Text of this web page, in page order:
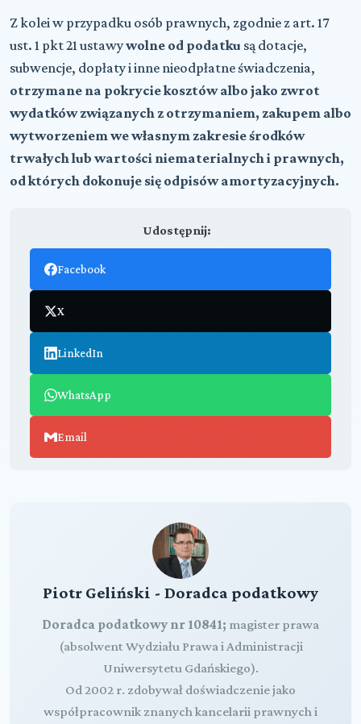
Z kolei w przypadku osób prawnych, zgodnie z art. 17
ust. 1 pkt 21 ustawywolne od podatku są dotacje,
subwencje, dopłaty i inne nieodpłatne świadczenia,
otrzymane na pokrycie kosztów albo jako zwrot
wydatków związanych z otrzymaniem, zakupem albo
wytworzeniem we własnym zakresie środków
trwałych lub wartości niematerialnych i prawnych,
od których dokonuje się odpisów amortyzacyjnych.
Udostępnij:
Facebook
X
LinkedIn
WhatsApp
Email
Piotr Geliński - Doradca podatkowy
Doradca podatkowy nr 10841; magister prawa
(absolwent Wydziału Prawa i Administracji
Uniwersytetu Gdańskiego).
Od 2002 r. zdobywał doświadczenie jako
współpracownik znanych kancelarii prawnych i